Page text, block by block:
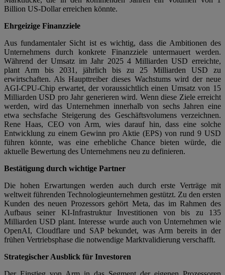
Billion US-Dollar erreichen könnte.
Ehrgeizige Finanzziele
Aus fundamentaler Sicht ist es wichtig, dass die Ambitionen des
Unternehmens durch konkrete Finanzziele untermauert werden.
Während der Umsatz im Jahr 2025 4 Milliarden USD erreichte,
plant Arm bis 2031, jährlich bis zu 25 Milliarden USD zu
erwirtschaften. Als Haupttreiber dieses Wachstums wird der neue
AGI-CPU-Chip erwartet, der voraussichtlich einen Umsatz von 15
Milliarden USD pro Jahr generieren wird. Wenn diese Ziele erreicht
werden, wird das Unternehmen innerhalb von sechs Jahren eine
etwa sechsfache Steigerung des Geschäftsvolumens verzeichnen.
Rene Haas, CEO von Arm, wies darauf hin, dass eine solche
Entwicklung zu einem Gewinn pro Aktie (EPS) von rund 9 USD
führen könnte, was eine erhebliche Chance bieten würde, die
aktuelle Bewertung des Unternehmens neu zu definieren.
Bestätigung durch wichtige Partner
Die hohen Erwartungen werden auch durch erste Verträge mit
weltweit führenden Technologieunternehmen gestützt. Zu den ersten
Kunden des neuen Prozessors gehört Meta, das im Rahmen des
Aufbaus seiner KI-Infrastruktur Investitionen von bis zu 135
Milliarden USD plant. Interesse wurde auch von Unternehmen wie
OpenAI, Cloudflare und SAP bekundet, was Arm bereits in der
frühen Vertriebsphase die notwendige Marktvalidierung verschafft.
Strategischer Ausblick für Investoren